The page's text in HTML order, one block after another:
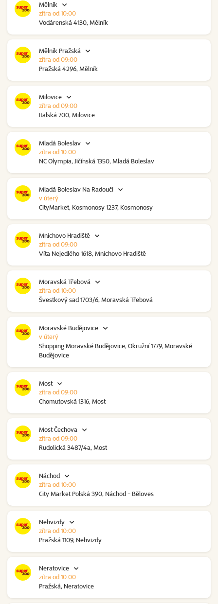
Mělník
Vodárenská 4130, Mělník
zítra od 10:00
Mělník Pražská
Pražská 4296, Mělník
zítra od 09:00
Milovice
Italská 700, Milovice
zítra od 09:00
Mladá Boleslav
NC Olympia, Jičínská 1350, Mladá Boleslav
zítra od 10:00
Mladá Boleslav Na Radouči
CityMarket, Kosmonosy 1237, Kosmonosy
v úterý
Mnichovo Hradiště
Víta Nejedlého 1618, Mnichovo Hradiště
zítra od 09:00
Moravská Třebová
Švestkový sad 1703/6, Moravská Třebová
zítra od 10:00
Moravské Budějovice
Shopping Moravské Budějovice, Okružní 1779, Moravské
Budějovice
v úterý
Most
Chomutovská 1316, Most
zítra od 09:00
Most Čechova
Rudolická 3487/4a, Most
zítra od 09:00
Náchod
City Market Polská 390, Náchod - Běloves
zítra od 10:00
Nehvizdy
Pražská 1109, Nehvizdy
zítra od 10:00
Neratovice
Pražská, Neratovice
zítra od 10:00